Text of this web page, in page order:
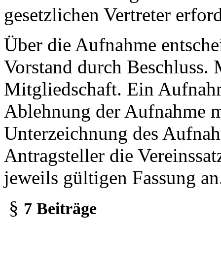
gesetzlichen Vertreter
Über die Aufnahme
Vorstand durch Beschluss.
Mitgliedschaft. Ein
Ablehnung der Aufnahme
Unterzeichnung des
Antragsteller die
jeweils gültigen Fassung
§ 7 Beiträge